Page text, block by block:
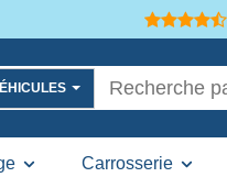
Carrosserie